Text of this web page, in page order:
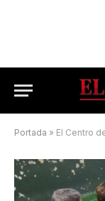
Portada » El Centro